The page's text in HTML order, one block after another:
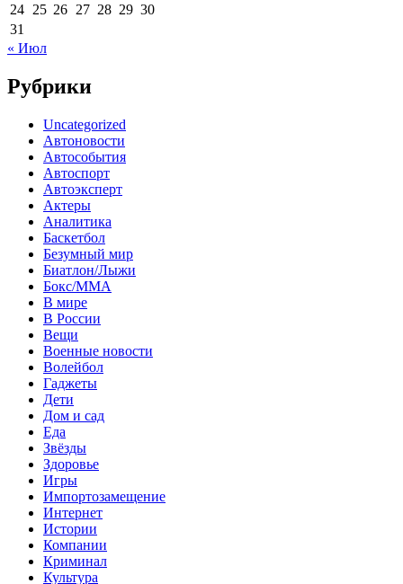
24 25 26 27 28 29 30
31
« Июл
Рубрики
Uncategorized
Автоновости
Автособытия
Автоспорт
Автоэксперт
Актеры
Аналитика
Баскетбол
Безумный мир
Биатлон/Лыжи
Бокс/MMA
В мире
В России
Вещи
Военные новости
Волейбол
Гаджеты
Дети
Дом и сад
Еда
Звёзды
Здоровье
Игры
Импортозамещение
Интернет
Истории
Компании
Криминал
Культура